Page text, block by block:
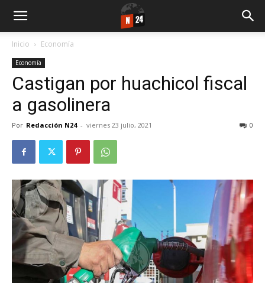
Inicio Economía
Economía
Castigan por huachicol fiscal
a gasolinera
Por Redacción N24 - viernes 23 julio, 2021 0